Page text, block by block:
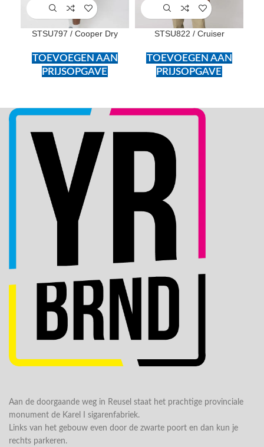
STSU797 / Cooper Dry
TOEVOEGEN AAN
PRIJSOPGAVE
STSU822 / Cruiser
TOEVOEGEN AAN
PRIJSOPGAVE
Aan de doorgaande weg in Reusel staat het prachtige provinciale
monument de Karel I sigarenfabriek.
Links van het gebouw even door de zwarte poort en dan kun je
rechts parkeren.